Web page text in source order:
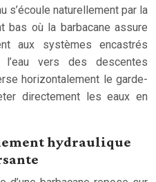
s’écoule naturellement par la
bas où la barbacane assure
aux systèmes encastrés
vers des descentes
horizontalement le garde-
directement les eaux en
hydraulique